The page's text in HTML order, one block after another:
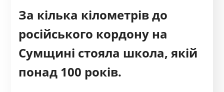
За кілька кілометрів до
російського кордону на
Сумщині стояла школа, якій
понад 100 років.